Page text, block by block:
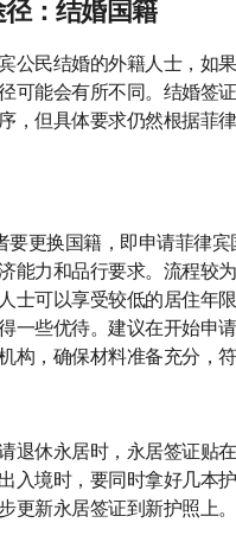
：结婚国籍
公民结婚的外籍人士，如
可能会有所不同。结婚签
，但具体要求仍然根据菲
要更换国籍，即申请菲律
能力和品行要求。流程较
士可以享受较低的居住年
一些优待。建议在开始申请
构，确保材料准备充分，
退休永居时，永居签证贴
入境时，要同时拿好几本
更新永居签证到新护照上。